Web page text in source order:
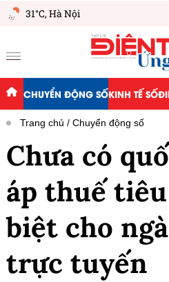
31°C,Hà Nội
CHUYỂN ĐỘNG SỐKINH TẾ SỐ
Trang chủ Chuyển động số
Chưa có
áp thuế
biệt cho
trực tuyến